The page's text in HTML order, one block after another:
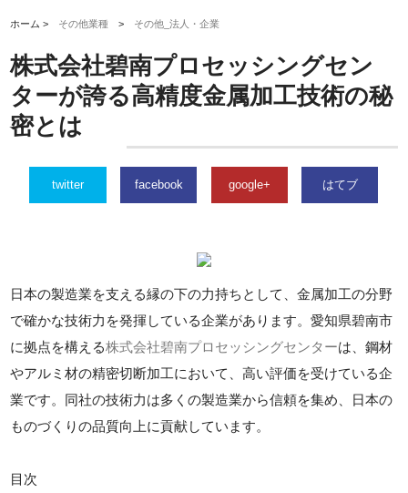
ホーム > その他業種 > その他_法人・企業
株式会社碧南プロセッシングセン
ターが誇る高精度金属加工技術の秘
密とは
twitter facebook google+ はてブ
日本の製造業を支える縁の下の力持ちとして、金属加工の分野
で確かな技術力を発揮している企業があります。愛知県碧南市
に拠点を構える株式会社碧南プロセッシングセンターは、鋼材
やアルミ材の精密切断加工において、高い評価を受けている企
業です。同社の技術力は多くの製造業から信頼を集め、日本の
ものづくりの品質向上に貢献しています。
目次